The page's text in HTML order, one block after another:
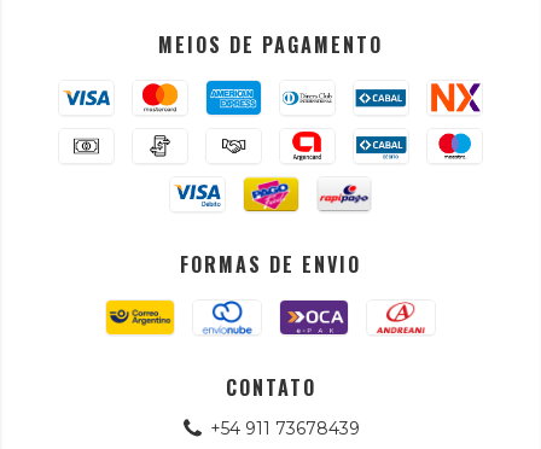
MEIOS DE PAGAMENTO
FORMAS DE ENVIO
CONTATO
+54 911 73678439